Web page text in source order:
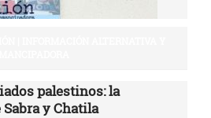
palestinos: la
y Chatila